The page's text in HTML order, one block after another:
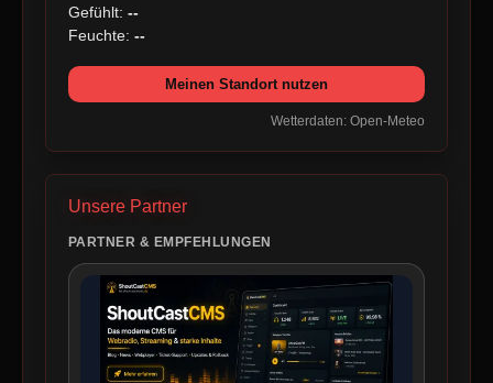
Gefühlt: --
Feuchte: --
Meinen Standort nutzen
Wetterdaten: Open-Meteo
Unsere Partner
PARTNER & EMPFEHLUNGEN